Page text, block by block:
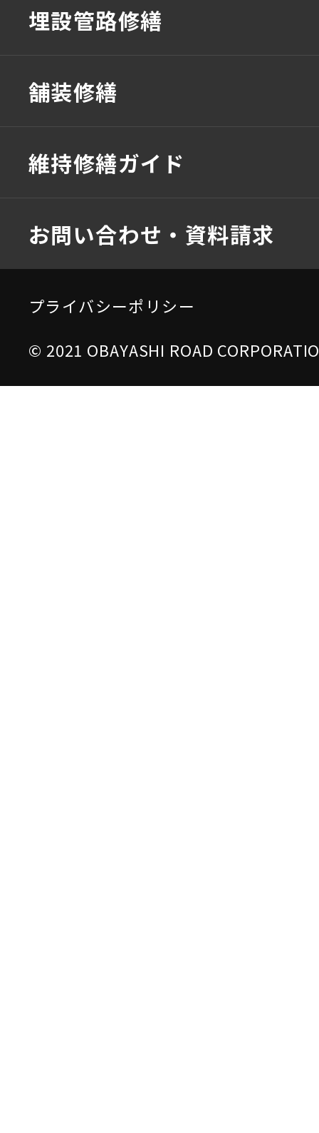
埋設管路修繕
舗装修繕
維持修繕ガイド
お問い合わせ・資料請求
プライバシーポリシー
© 2021 OBAYASHI ROAD